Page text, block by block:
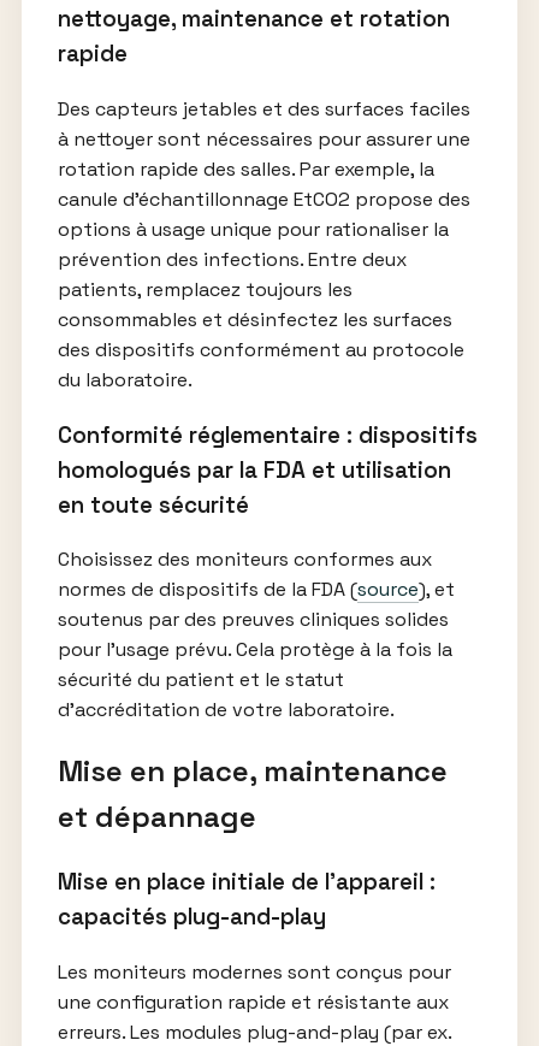
nettoyage, maintenance et rotation
rapide
Des capteurs jetables et des surfaces faciles
à nettoyer sont nécessaires pour assurer une
rotation rapide des salles. Par exemple, la
canule d’échantillonnage EtCO2 propose des
options à usage unique pour rationaliser la
prévention des infections. Entre deux
patients, remplacez toujours les
consommables et désinfectez les surfaces
des dispositifs conformément au protocole
du laboratoire.
Conformité réglementaire : dispositifs
homologués par la FDA et utilisation
en toute sécurité
Choisissez des moniteurs conformes aux
normes de dispositifs de la FDA (source), et
soutenus par des preuves cliniques solides
pour l’usage prévu. Cela protège à la fois la
sécurité du patient et le statut
d’accréditation de votre laboratoire.
Mise en place, maintenance
et dépannage
Mise en place initiale de l’appareil :
capacités plug-and-play
Les moniteurs modernes sont conçus pour
une configuration rapide et résistante aux
erreurs. Les modules plug-and-play (par ex.